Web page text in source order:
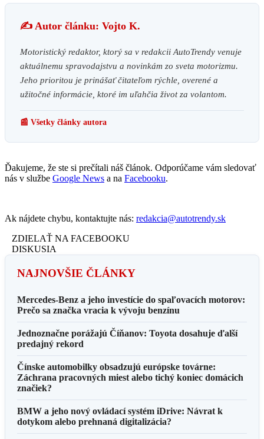
✍️ Autor článku: Vojto K.
Motoristický redaktor, ktorý sa v redakcii AutoTrendy venuje
aktuálnemu spravodajstvu a novinkám zo sveta motorizmu.
Jeho prioritou je prinášať čitateľom rýchle, overené a
užitočné informácie, ktoré im uľahčia život za volantom.
📰 Všetky články autora
Ďakujeme, že ste si prečítali náš článok. Odporúčame vám sledovať
nás v službe Google News a na Facebooku.
Ak nájdete chybu, kontaktujte nás: redakcia@autotrendy.sk
ZDIELAŤ NA FACEBOOKU
DISKUSIA
NAJNOVŠIE ČLÁNKY
Mercedes-Benz a jeho investície do spaľovacích motorov:
Prečo sa značka vracia k vývoju benzínu
Jednoznačne porážajú Číňanov: Toyota dosahuje ďalší
predajný rekord
Čínske automobilky obsadzujú európske továrne:
Záchrana pracovných miest alebo tichý koniec domácich
značiek?
BMW a jeho nový ovládací systém iDrive: Návrat k
dotykom alebo prehnaná digitalizácia?